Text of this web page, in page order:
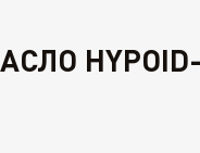
HYPOID-